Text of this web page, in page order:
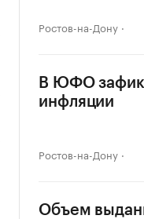
Ростов-на-Дону
В ЮФО
инфляции
Ростов-на-Дону
Объем